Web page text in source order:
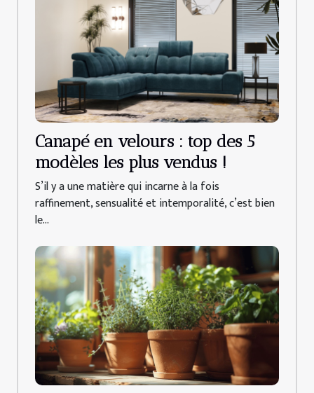
Canapé en velours : top des 5
modèles les plus vendus !
S’il y a une matière qui incarne à la fois
raffinement, sensualité et intemporalité, c’est bien
le...